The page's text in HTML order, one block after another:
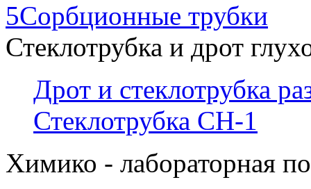
5Сорбционные трубки
Стеклотрубка и дрот
Дрот и стеклотрубка
Стеклотрубка СН-1
Химико - лабораторная